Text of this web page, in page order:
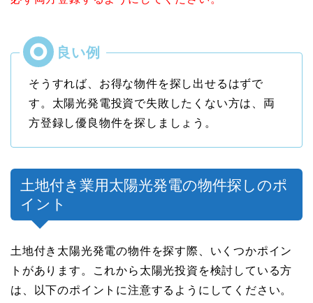
そうすれば、お得な物件を探し出せるはずで
す。太陽光発電投資で失敗したくない方は、両
方登録し優良物件を探しましょう。
土地付き業用太陽光発電の物件探しのポ
イント
土地付き太陽光発電の物件を探す際、いくつかポイン
トがあります。これから太陽光投資を検討している方
は、以下のポイントに注意するようにしてください。